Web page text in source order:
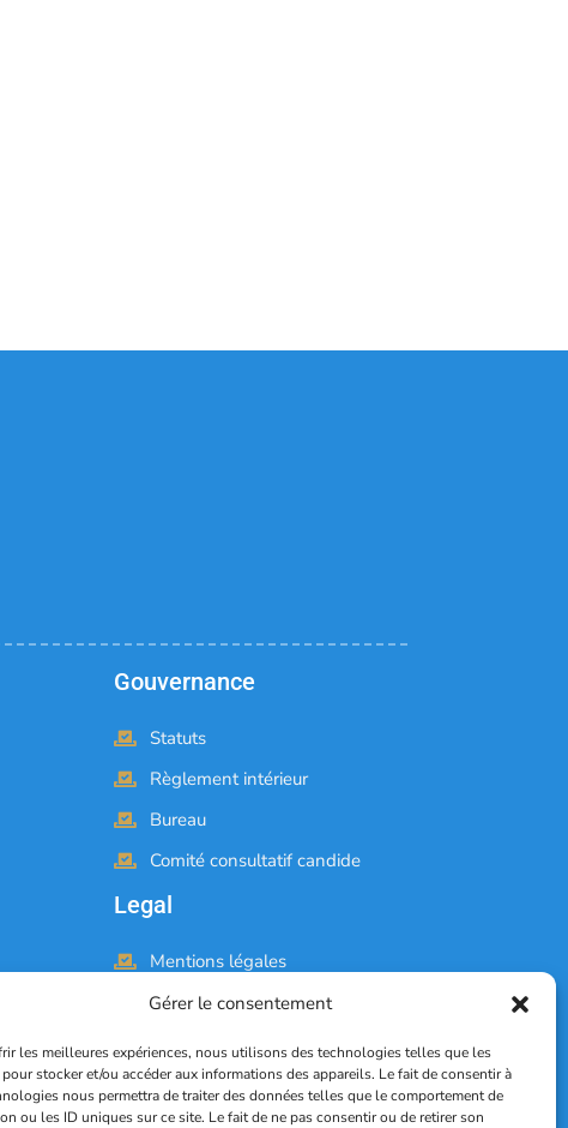
Gérer le consentement
les meilleures expériences, nous utilisons des technologies telles que les
stocker et/ou accéder aux informations des appareils. Le fait de consentir à
nous permettra de traiter des données telles que le comportement de
ou les ID uniques sur ce site. Le fait de ne pas consentir ou de retirer son
Gouvernance
Statuts
Règlement intérieur
Bureau
Comité consultatif candide
Legal
Mentions légales
Politique de confidentialité
Conditions générales
d'utilisation